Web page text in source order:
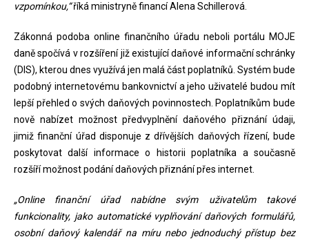
vzpomínkou,“říká ministryně financí Alena Schillerová.
Zákonná podoba online finančního úřadu neboli portálu MOJE
daně spočívá v rozšíření již existující daňové informační schránky
(DIS), kterou dnes využívá jen malá část poplatníků. Systém bude
podobný internetovému bankovnictví a jeho uživatelé budou mít
lepší přehled o svých daňových povinnostech. Poplatníkům bude
nově nabízet možnost předvyplnění daňového přiznání údaji,
jimiž finanční úřad disponuje z dřívějších daňových řízení, bude
poskytovat další informace o historii poplatníka a současně
rozšíří možnost podání daňových přiznání přes internet.
„Online finanční úřad nabídne svým uživatelům takové
funkcionality, jako automatické vyplňování daňových formulářů,
osobní daňový kalendář na míru nebo jednoduchý přístup bez